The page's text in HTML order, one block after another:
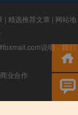
| 精选推荐文章 | 网站地
说明，我们
业合作